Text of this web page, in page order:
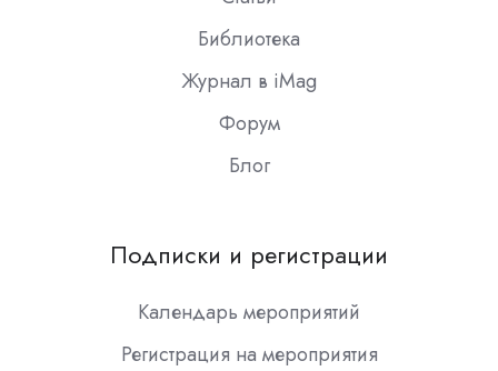
Библиотека
Журнал в iMag
Форум
Блог
Подписки и регистрации
Календарь мероприятий
Регистрация на мероприятия